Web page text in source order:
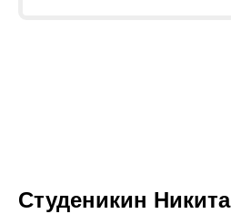
Студеникин Никита